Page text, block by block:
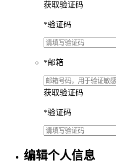
获取验证码
*验证码
*邮箱
获取验证码
*验证码
编辑个人信息